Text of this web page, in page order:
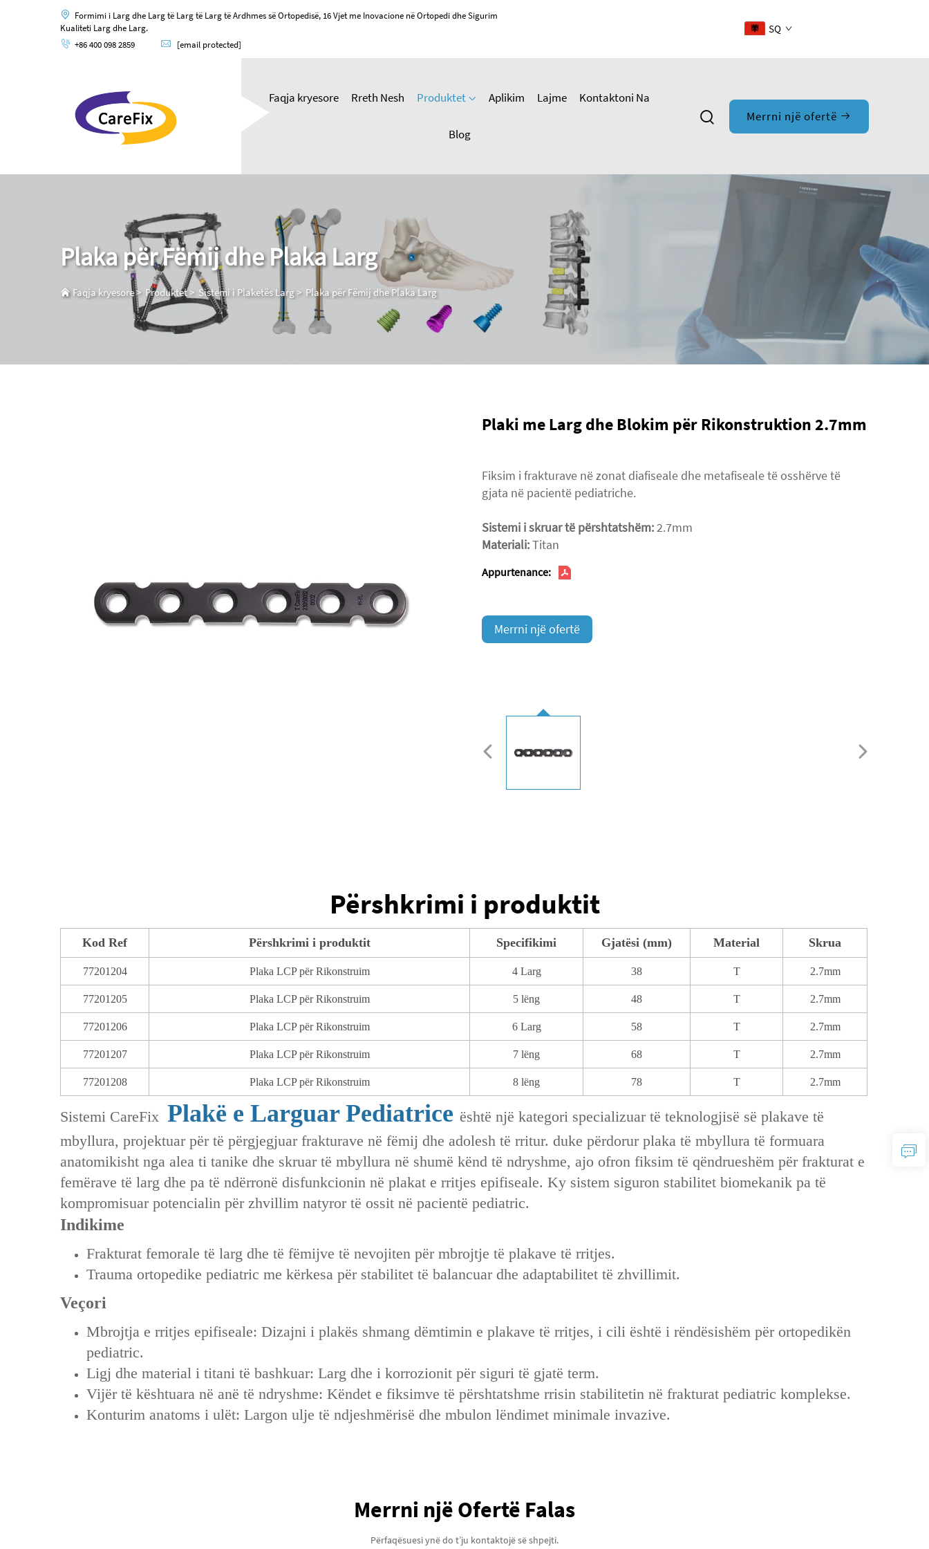
Formimi i Larg dhe Larg të Larg të Larg të Ardhmes së Ortopedisë, 16 Vjet me Inovacione në Ortopedi dhe Sigurim
Kualiteti Larg dhe Larg.
+86 400 098 2859
[email protected]
SQ
Faqja kryesore Rreth Nesh Produktet Aplikim Lajme Kontaktoni Na
Blog
Merrni një ofertë
Plaka për Fëmij dhe Plaka Larg
Faqja kryesore> Produktet> Sistemi i Plaketës Larg> Plaka për Fëmij dhe Plaka Larg
Plaki me Larg dhe Blokim për Rikonstruktion 2.7mm
Fiksim i frakturave në zonat diafiseale dhe metafiseale të osshërve të
gjata në pacientë pediatriche.
Sistemi i skruar të përshtatshëm:2.7mm
Materiali:Titan
Appurtenance:
Merrni një ofertë
Përshkrimi i produktit
Kod Ref Përshkrimi i produktit Specifikimi Gjatësi (mm) Material Skrua
77201204 Plaka LCP për Rikonstruim 4 Larg 38 T 2.7mm
77201205 Plaka LCP për Rikonstruim 5 lëng 48 T 2.7mm
77201206 Plaka LCP për Rikonstruim 6 Larg 58 T 2.7mm
77201207 Plaka LCP për Rikonstruim 7 lëng 68 T 2.7mm
77201208 Plaka LCP për Rikonstruim 8 lëng 78 T 2.7mm
Sistemi CareFix ‌ Plakë e Larguar Pediatrice është një kategori specializuar të teknologjisë së plakave të
mbyllura, projektuar për të përgjegjuar frakturave në fëmij dhe adolesh të rritur. duke përdorur ‌plaka të mbyllura të formuara
anatomikisht nga alea ti tanike‌ dhe ‌skruar të mbyllura në shumë kënd të ndryshme‌, ajo ofron fiksim të qëndrueshëm për ‌frakturat e
femërave të larg dhe pa të ndërronë disfunkcionin në ‌plakat e rritjes epifiseale‌. Ky sistem siguron stabilitet biomekanik pa të
kompromisuar potencialin për zhvillim natyror të ossit në pacientë pediatric.
Indikime
‌Frakturat femorale të larg dhe të fëmijve të nevojiten për mbrojtje të plakave të rritjes.
‌Trauma ortopedike pediatric me kërkesa për stabilitet të balancuar dhe adaptabilitet të zhvillimit.
Veçori
‌Mbrojtja e rritjes epifiseale‌: Dizajni i plakës shmang dëmtimin e plakave të rritjes, i cili është i rëndësishëm për ortopedikën
pediatric.
Ligj dhe material i titani të bashkuar‌: Larg dhe i korrozionit për siguri të gjatë term.
Vijër të kështuara në anë të ndryshme: Këndet e fiksimve të përshtatshme rrisin stabilitetin në frakturat pediatric komplekse.
Konturim anatoms i ulët: Largon ulje të ndjeshmërisë dhe mbulon lëndimet minimale invazive.
Merrni një Ofertë Falas
Përfaqësuesi ynë do t’ju kontaktojë së shpejti.